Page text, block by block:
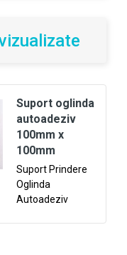
Suport oglinda
autoadeziv
100mm x
100mm
Suport Prindere
Oglinda
Autoadeziv